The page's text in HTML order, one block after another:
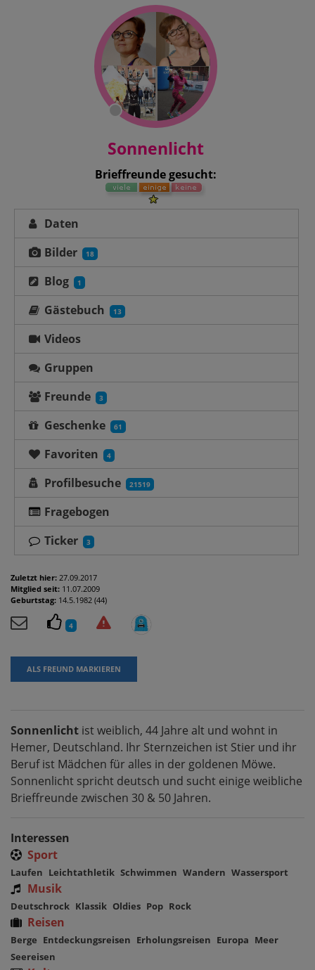
Sonnenlicht
Brieffreunde gesucht:
Daten
Bilder
18
Blog 1
Gästebuch 13
Videos
Gruppen
Freunde
3
Geschenke 61
Favoriten 4
Profilbesuche 21519
Fragebogen
Ticker
3
Zuletzt hier: 27.09.2017
Mitglied seit: 11.07.2009
Geburtstag: 14.5.1982 (44)
4
ALS FREUND MARKIEREN
Sonnenlicht ist weiblich, 44 Jahre alt und wohnt in
Hemer, Deutschland. Ihr Sternzeichen ist Stier und ihr
Beruf ist Mädchen für alles in der goldenen Möwe.
Sonnenlicht spricht deutsch und sucht einige weibliche
Brieffreunde zwischen 30 & 50 Jahren.
Interessen
Sport
Laufen Leichtathletik Schwimmen Wandern Wassersport
Musik
Deutschrock Klassik Oldies Pop Rock
Reisen
Berge Entdeckungsreisen Erholungsreisen Europa Meer
Seereisen